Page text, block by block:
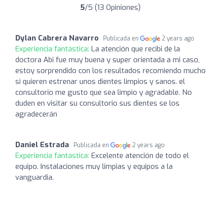
5/5 (13 Opiniones)
Dylan Cabrera Navarro Publicada en 2 years ago
Experiencia fantástica: La atención que recibi de la
doctora Abi fue muy buena y super orientada a mi caso,
estoy sorprendido con los resultados recomiendo mucho
si quieren estrenar unos dientes limpios y sanos. el
consultorio me gusto que sea limpio y agradable. No
duden en visitar su consultorio sus dientes se los
agradecerán
Daniel Estrada Publicada en 2 years ago
Experiencia fantástica: Excelente atención de todo el
equipo. Instalaciones muy limpias y equipos a la
vanguardia.